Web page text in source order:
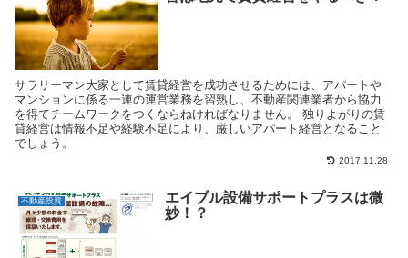
サラリーマン大家として賃貸経営を成功させるためには、アパートや
マンションに係る一連の運営業務を習熟し、不動産関連業者から協力
を得てチームワークをつくならねければなりません。 独りよがりの賃
貸経営は情報不足や経験不足により、厳しいアパート経営となること
でしょう。
2017.11.28
不動産投資
エイブル設備サポートプラスは微
妙！？